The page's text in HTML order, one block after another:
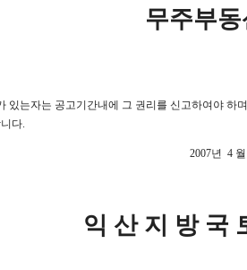
무주부
있는자는 공고기간내에 그 권리를 신고하여야
다.
2007년 4
익 산 지 방 국